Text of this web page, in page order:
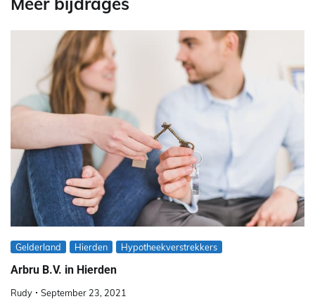
Gelderland Hierden Hypotheekverstrekkers
Arbru B.V. in Hierden
Rudy September 23, 2021